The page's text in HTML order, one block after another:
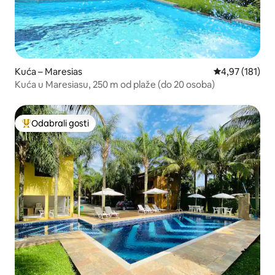
Kuća – Maresias Prosječna
4,97 (181)
Kuća u Maresiasu, 250 m od plaže (do 20 osoba)
Među najviše rangiranima s oznakom „Odabrali gosti”
Odabrali gosti